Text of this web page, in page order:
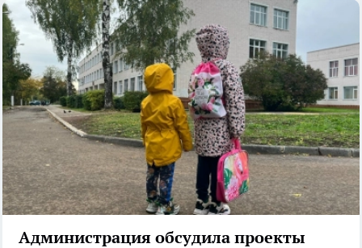
Администрация обсудила проекты